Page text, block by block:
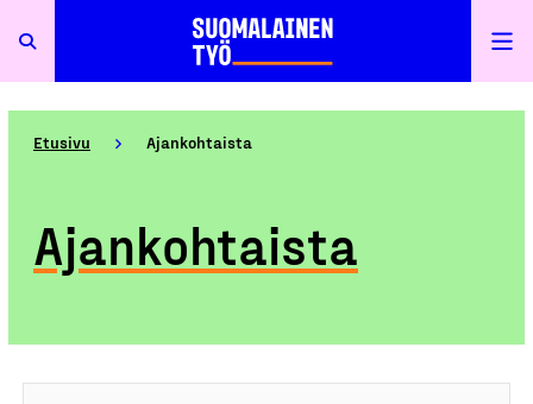
Etusivu Ajankohtaista
Ajankohtaista